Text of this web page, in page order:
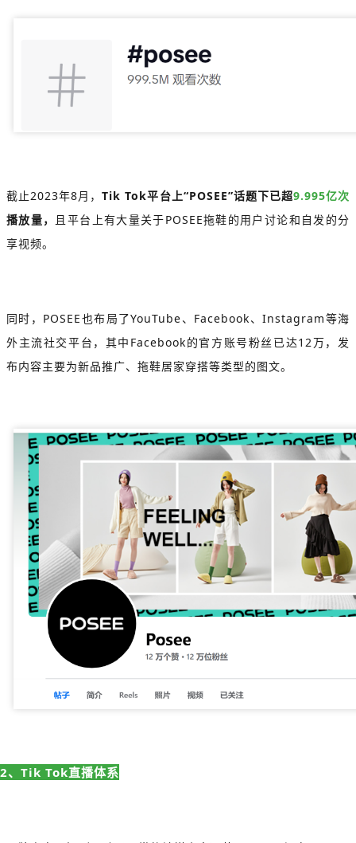
截止2023年8月，Tik Tok平台上“POSEE”话题下已超9.995亿次
播放量，
且平台上有大量关于POSEE拖鞋的用户讨论和自发的分
享视频。
同时，POSEE也布局了YouTube、Facebook、Instagram等海
外主流社交平台，其中Facebook的官方账号粉丝已达12万，发
布内容主要为新品推广、拖鞋居家穿搭等类型的图文。
2、Tik Tok直播体系